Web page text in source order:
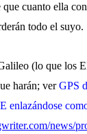
que cuanto ella
todo el suyo.
(lo que los
harán; verGPS
enlazándose
news/